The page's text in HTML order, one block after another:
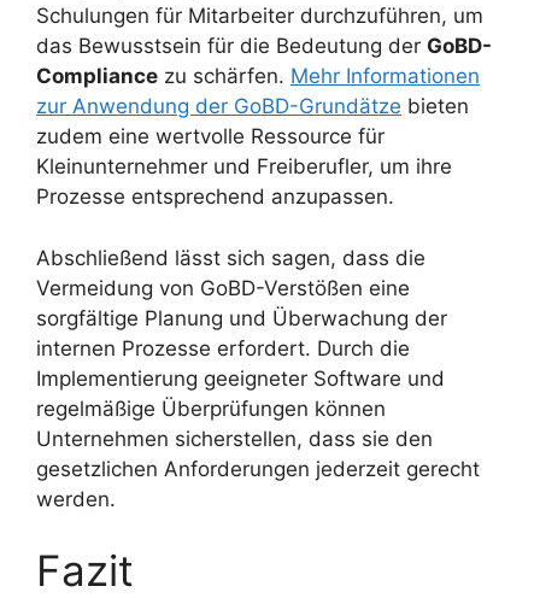
Schulungen für Mitarbeiter durchzuführen, um
das Bewusstsein für die Bedeutung der GoBD-
Compliance zu schärfen. Mehr Informationen
zur Anwendung der GoBD-Grundätze bieten
zudem eine wertvolle Ressource für
Kleinunternehmer und Freiberufler, um ihre
Prozesse entsprechend anzupassen.
Abschließend lässt sich sagen, dass die
Vermeidung von GoBD-Verstößen eine
sorgfältige Planung und Überwachung der
internen Prozesse erfordert. Durch die
Implementierung geeigneter Software und
regelmäßige Überprüfungen können
Unternehmen sicherstellen, dass sie den
gesetzlichen Anforderungen jederzeit gerecht
werden.
Fazit